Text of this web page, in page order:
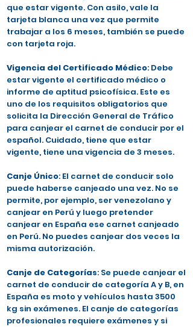
que estar vigente. Con asilo, vale la
tarjeta blanca una vez que permite
trabajar a los 6 meses, también se puede
con tarjeta roja.
Vigencia del Certificado Médico: Debe
estar vigente el certificado médico o
informe de aptitud psicofísica. Este es
uno de los requisitos obligatorios que
solicita la Dirección General de Tráfico
para canjear el carnet de conducir por el
español. Cuidado, tiene que estar
vigente, tiene una vigencia de 3 meses.
Canje Único: El carnet de conducir solo
puede haberse canjeado una vez. No se
permite, por ejemplo, ser venezolano y
canjear en Perú y luego pretender
canjear en España ese carnet canjeado
en Perú. No puedes canjear dos veces la
misma autorización.
Canje de Categorías: Se puede canjear el
carnet de conducir de categoría A y B, en
España es moto y vehículos hasta 3500
kg sin exámenes. El canje de categorías
profesionales requiere exámenes y si